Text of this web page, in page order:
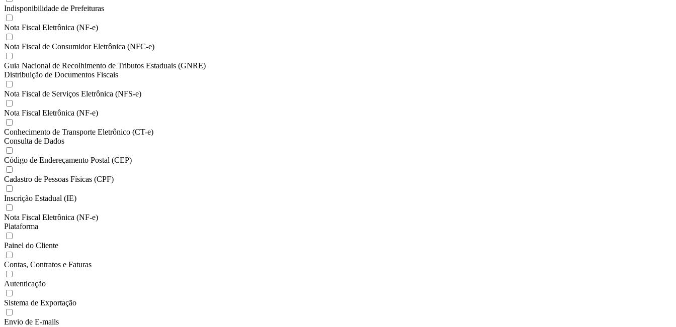
Indisponibilidade de Prefeituras
Nota Fiscal Eletrônica (NF-e)
Nota Fiscal de Consumidor Eletrônica (NFC-e)
Guia Nacional de Recolhimento de Tributos Estaduais (GNRE)
Distribuição de Documentos Fiscais
Nota Fiscal de Serviços Eletrônica (NFS-e)
Nota Fiscal Eletrônica (NF-e)
Conhecimento de Transporte Eletrônico (CT-e)
Consulta de Dados
Código de Endereçamento Postal (CEP)
Cadastro de Pessoas Físicas (CPF)
Inscrição Estadual (IE)
Nota Fiscal Eletrônica (NF-e)
Plataforma
Painel do Cliente
Contas, Contratos e Faturas
Autenticação
Sistema de Exportação
Envio de E-mails